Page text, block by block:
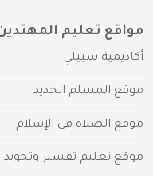
مواقع تعليم
أكاديمية سبيلي
موقع المسلم الجديد
موقع الصلاة في الإسلام
موقع تعليم تفسير وتجويد